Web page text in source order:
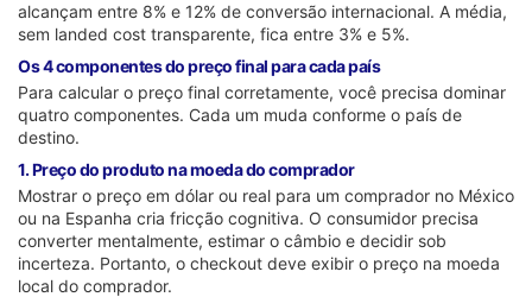
alcançam entre 8% e 12% de conversão internacional. A média,
sem landed cost transparente, fica entre 3% e 5%.
Os 4 componentes do preço final para cada país
Para calcular o preço final corretamente, você precisa dominar
quatro componentes. Cada um muda conforme o país de
destino.
1. Preço do produto na moeda do comprador
Mostrar o preço em dólar ou real para um comprador no México
ou na Espanha cria fricção cognitiva. O consumidor precisa
converter mentalmente, estimar o câmbio e decidir sob
incerteza. Portanto, o checkout deve exibir o preço na moeda
local do comprador.